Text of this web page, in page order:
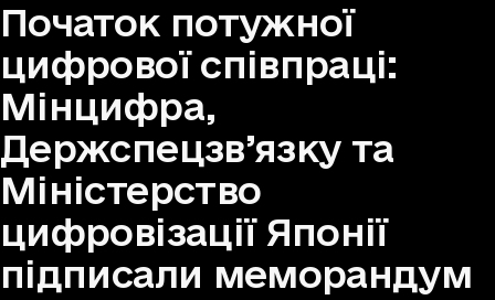
Початок потужної
цифрової співпраці:
Мінцифра,
Держспецзв’язку та
Міністерство
цифровізації Японії
підписали меморандум